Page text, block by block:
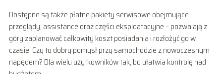
Dostępne są także płatne pakiety serwisowe obejmujące
przeglądy, assistance oraz części eksploatacyjne – pozwalają z
góry zaplanować całkowity koszt posiadania i rozłożyć go w
czasie. Czy to dobry pomysł przy samochodzie z nowoczesnym
napędem? Dla wielu użytkowników tak, bo ułatwia kontrolę nad